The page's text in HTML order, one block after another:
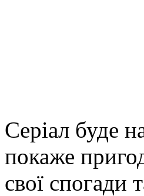
Серіал буде
покаже
свої спогади